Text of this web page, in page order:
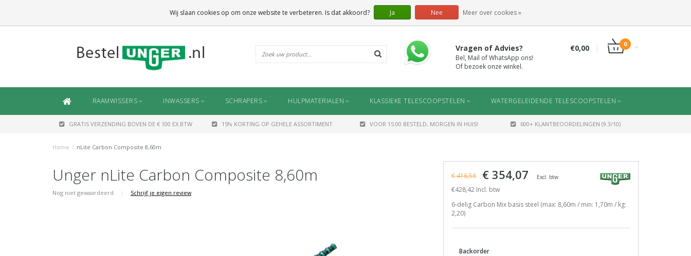
Vragen of Advies?
Bel, Mail of WhatsApp ons!
Of bezoek onze winkel.
€0,00 0
RAAMWISSERS INWASSERS SCHRAPERS HULPMATERIALEN KLASSIEKE TELESCOOPSTELEN WATERGELEIDENDE TELESCOOPSTELEN
GRATIS VERZENDING BOVEN DE € 100 EX.BTW 15% KORTING OP GEHELE ASSORTIMENT VOOR 15:00 BESTELD, MORGEN IN HUIS! 600+ KLANTBEOORDELINGEN (9.3/10)
Home / nLite Carbon Composite 8,60m
Unger nLite Carbon Composite 8,60m
Nog niet gewaardeerd | Schrijf je eigen review
€ 416,56 € 354,07 Excl. btw
€428,42 Incl. btw
6-delig Carbon Mix basis steel (max: 8,60m / min: 1,70m / kg:
2,20)
Backorder
Wij slaan cookies op om onze website te verbeteren. Is dat akkoord? Ja Nee Meer over cookies »